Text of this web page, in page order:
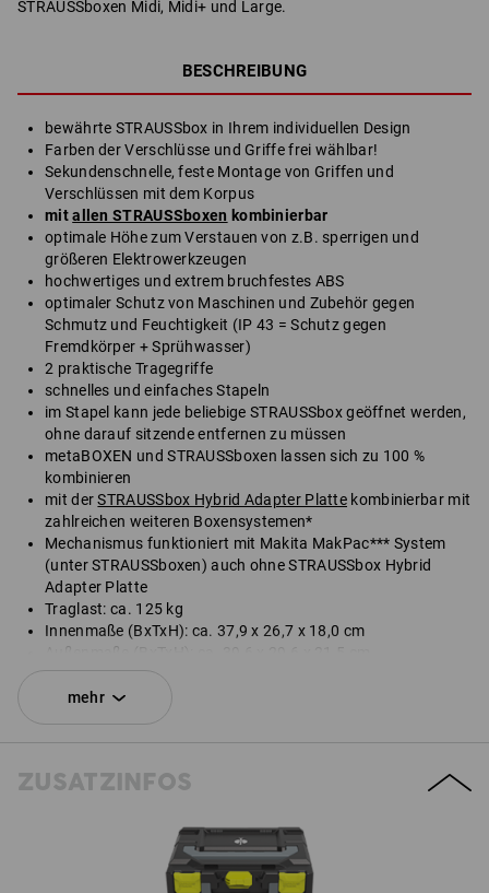
STRAUSSboxen Midi, Midi+ und Large.
BESCHREIBUNG
bewährte STRAUSSbox in Ihrem individuellen Design
Farben der Verschlüsse und Griffe frei wählbar!
Sekundenschnelle, feste Montage von Griffen und
Verschlüssen mit dem Korpus
mitallen STRAUSSboxen kombinierbar
optimale Höhe zum Verstauen von z.B. sperrigen und
größeren Elektrowerkzeugen
hochwertiges und extrem bruchfestes ABS
optimaler Schutz von Maschinen und Zubehör gegen
Schmutz und Feuchtigkeit (IP 43 = Schutz gegen
Fremdkörper + Sprühwasser)
2 praktische Tragegriffe
schnelles und einfaches Stapeln
im Stapel kann jede beliebige STRAUSSbox geöffnet werden,
ohne darauf sitzende entfernen zu müssen
metaBOXEN und STRAUSSboxen lassen sich zu 100 %
kombinieren
mit derSTRAUSSbox Hybrid Adapter Platte kombinierbar mit
zahlreichen weiteren Boxensystemen*
Mechanismus funktioniert mit Makita MakPac*** System
(unter STRAUSSboxen) auch ohne STRAUSSbox Hybrid
Adapter Platte
Traglast: ca. 125 kg
Innenmaße (BxTxH): ca. 37,9 x 26,7 x 18,0 cm
Außenmaße (BxTxH): ca. 39,6 x 29,6 x 21,5 cm
*Nicht im Lieferumfang enthalten.
Lieferung ohne Inhalt.
SET BESTEHEND AUS:
STRAUSSbox 215 midi N
mehr
ZUSATZINFOS